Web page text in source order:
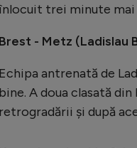
trei minute mai
Brest - Metz (Ladislau
Echipa antrenată de
bine. A doua clasată
retrogradării și după